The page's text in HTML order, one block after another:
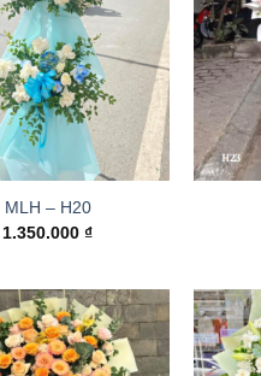
MLH – H20
1.350.000₫